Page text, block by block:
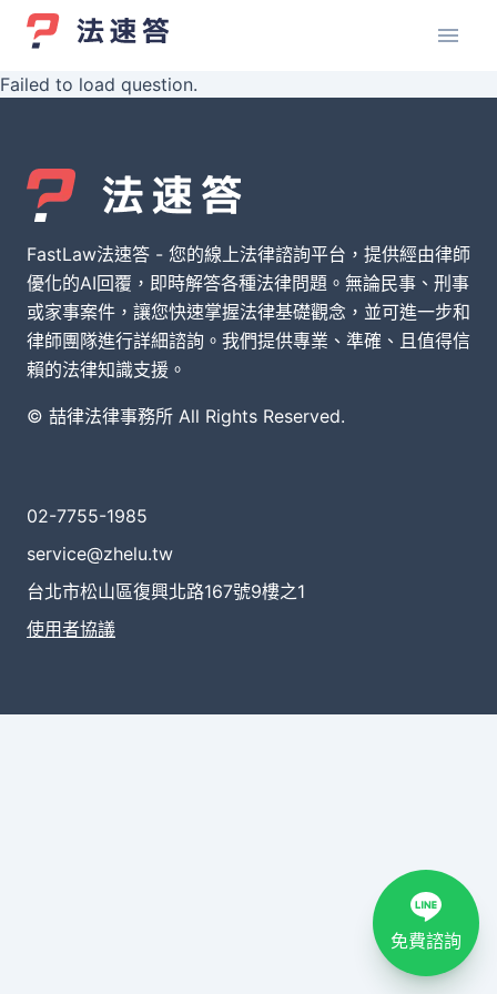
Failed to load question.
FastLaw法速答 - 您的線上法律諮詢平台，提供經由律師
優化的AI回覆，即時解答各種法律問題。無論民事、刑事
或家事案件，讓您快速掌握法律基礎觀念，並可進一步和
律師團隊進行詳細諮詢。我們提供專業、準確、且值得信
賴的法律知識支援。
© 喆律法律事務所 All Rights Reserved.
02-7755-1985
service@zhelu.tw
台北市松山區復興北路167號9樓之1
使用者協議
免費諮詢